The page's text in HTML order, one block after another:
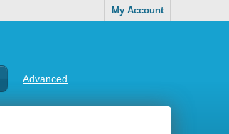
My Account
Advanced